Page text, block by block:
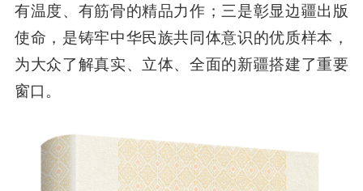
有温度、有筋骨的精品力作；三是彰显边疆出版
使命，是铸牢中华民族共同体意识的优质样本，
为大众了解真实、立体、全面的新疆搭建了重要
窗口。